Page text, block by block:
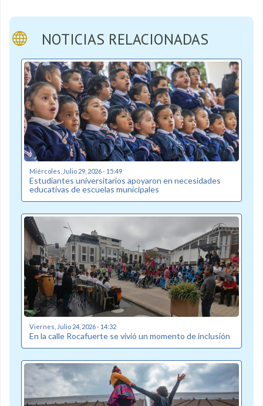
NOTICIAS RELACIONADAS
Miércoles, Julio 29, 2026 - 15:49
Estudiantes universitarios apoyaron en necesidades
educativas de escuelas municipales
Viernes, Julio 24, 2026 - 14:32
En la calle Rocafuerte se vivió un momento de inclusión